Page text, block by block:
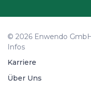
© 2026 Enwendo
Infos
Karriere
Über Uns